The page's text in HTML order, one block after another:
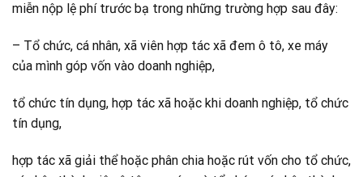
miễn nộp lệ phí trước bạ trong những trường hợp sau đây:
– Tổ chức, cá nhân, xã viên hợp tác xã đem ô tô, xe máy
của mình góp vốn vào doanh nghiệp,
tổ chức tín dụng, hợp tác xã hoặc khi doanh nghiệp, tổ chức
tín dụng,
hợp tác xã giải thể hoặc phân chia hoặc rút vốn cho tổ chức,